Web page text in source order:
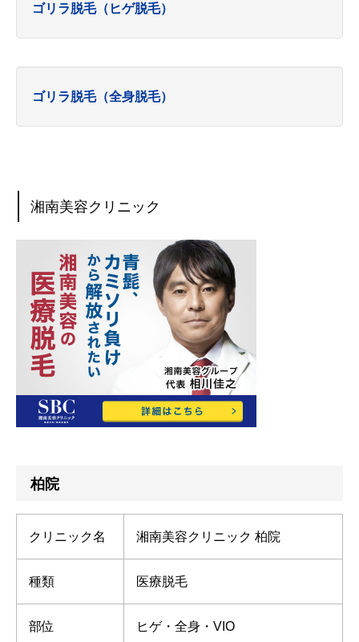
ゴリラ脱毛（ヒゲ脱毛）
ゴリラ脱毛（全身脱毛）
湘南美容クリニック
柏院
クリニック名 湘南美容クリニック 柏院
種類 医療脱毛
部位 ヒゲ・全身・VIO